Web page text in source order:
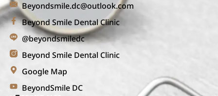
Beyondsmile.dc@outlook.com
Beyond Smile Dental Clinic
@beyondsmiledc
Beyond Smile Dental Clinic
Google Map
BeyondSmile DC